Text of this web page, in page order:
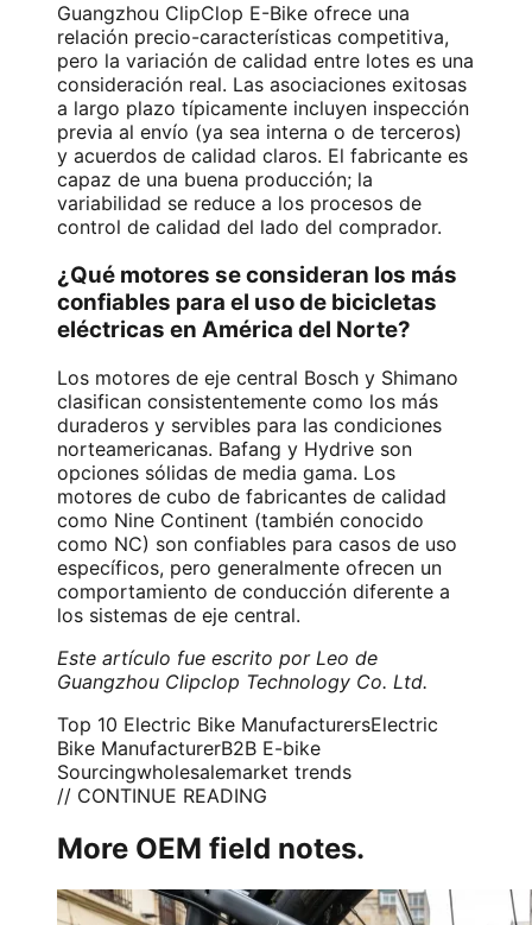
Guangzhou ClipClop E-Bike ofrece una
relación precio-características competitiva,
pero la variación de calidad entre lotes es una
consideración real. Las asociaciones exitosas
a largo plazo típicamente incluyen inspección
previa al envío (ya sea interna o de terceros)
y acuerdos de calidad claros. El fabricante es
capaz de una buena producción; la
variabilidad se reduce a los procesos de
control de calidad del lado del comprador.
¿Qué motores se consideran los más
confiables para el uso de bicicletas
eléctricas en América del Norte?
Los motores de eje central Bosch y Shimano
clasifican consistentemente como los más
duraderos y servibles para las condiciones
norteamericanas. Bafang y Hydrive son
opciones sólidas de media gama. Los
motores de cubo de fabricantes de calidad
como Nine Continent (también conocido
como NC) son confiables para casos de uso
específicos, pero generalmente ofrecen un
comportamiento de conducción diferente a
los sistemas de eje central.
Este artículo fue escrito por Leo de
Guangzhou Clipclop Technology Co. Ltd.
Top 10 Electric Bike ManufacturersElectric
Bike ManufacturerB2B E-bike
Sourcingwholesalemarket trends
// CONTINUE READING
More OEM field notes.